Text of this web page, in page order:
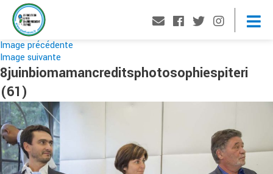
Image précédente
Image suivante
8juinbiomamancreditsphotosophiespiteri
(61)